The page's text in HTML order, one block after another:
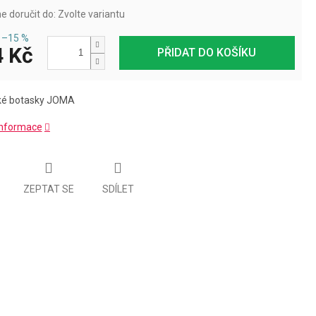
doručit do: Zvolte variantu
PŘIDAT DO KOŠÍKU
–15 %
Kč
botasky JOMA
ZEPTAT SE SDÍLET